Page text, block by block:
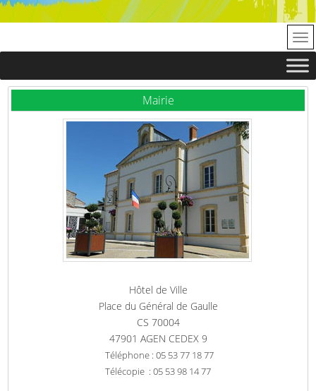
Mairie
Hôtel de Ville
Place du Général de Gaulle
CS 70004
47901 AGEN CEDEX 9
Téléphone : 05 53 77 18 77
Télécopie : 05 53 98 14 77